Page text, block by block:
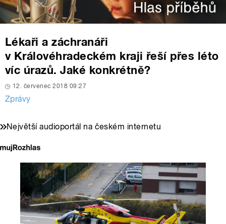
Lékaři a záchranáři
v Královéhradeckém kraji řeší přes léto
víc úrazů. Jaké konkrétně?
12. červenec 2018 09:27
Zprávy
Největší audioportál na českém internetu